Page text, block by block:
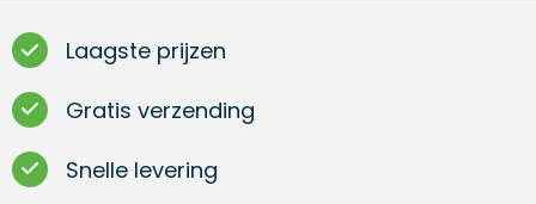
Laagste prijzen
Gratis verzending
Snelle levering